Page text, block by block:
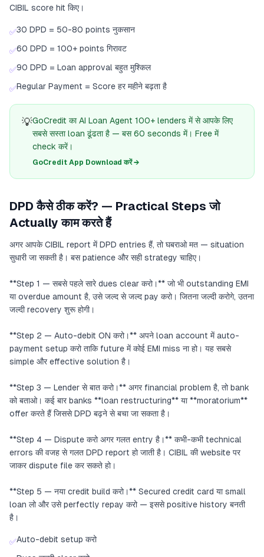
CIBIL score hit किए।
✅30 DPD = 50-80 points नुकसान
✅60 DPD = 100+ points गिरावट
✅90 DPD = Loan approval बहुत मुश्किल
✅Regular Payment = Score हर महीने बढ़ता है
💡GoCredit का AI Loan Agent 100+ lenders में से आपके लिए
सबसे सस्ता loan ढूंढता है — बस 60 seconds में। Free में
check करें।
GoCredit App Download करें →
DPD कैसे ठीक करें? — Practical Steps जो
Actually काम करते हैं
अगर आपके CIBIL report में DPD entries हैं, तो घबराओ मत — situation
सुधारी जा सकती है। बस patience और सही strategy चाहिए।
**Step 1 — सबसे पहले सारे dues clear करो।** जो भी outstanding EMI
या overdue amount है, उसे जल्द से जल्द pay करो। जितना जल्दी करोगे, उतना
जल्दी recovery शुरू होगी।
**Step 2 — Auto-debit ON करो।** अपने loan account में auto-
payment setup करो ताकि future में कोई EMI miss ना हो। यह सबसे
simple और effective solution है।
**Step 3 — Lender से बात करो।** अगर financial problem है, तो bank
को बताओ। कई बार banks **loan restructuring** या **moratorium**
offer करते हैं जिससे DPD बढ़ने से बचा जा सकता है।
**Step 4 — Dispute करो अगर गलत entry है।** कभी-कभी technical
errors की वजह से गलत DPD report हो जाती है। CIBIL की website पर
जाकर dispute file कर सकते हो।
**Step 5 — नया credit build करो।** Secured credit card या small
loan लो और उसे perfectly repay करो — इससे positive history बनती
है।
✅Auto-debit setup करो